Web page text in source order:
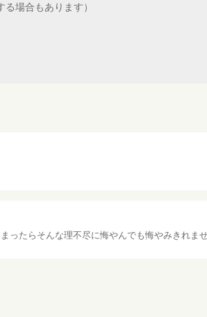
場合もあります）
ったらそんな理不尽に悔やんでも悔やみきれませ